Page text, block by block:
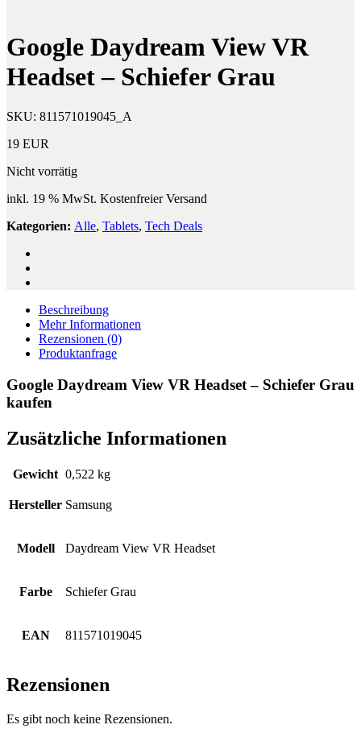
Apple
M2
Chip
8GB
256GB
SSD
Space
GB
Deep
Indigo
Google Daydream View VR
Headset – Schiefer Grau
SKU: 811571019045_A
19 EUR
Nicht vorrätig
inkl. 19 % MwSt. Kostenfreier Versand
Kategorien: Alle, Tablets, Tech Deals
Beschreibung
Mehr Informationen
Rezensionen (0)
Produktanfrage
Google Daydream View VR Headset – Schiefer Grau
kaufen
Zusätzliche Informationen
Gewicht 0,522 kg
Hersteller Samsung
Modell Daydream View VR Headset
Farbe Schiefer Grau
EAN 811571019045
Rezensionen
Es gibt noch keine Rezensionen.